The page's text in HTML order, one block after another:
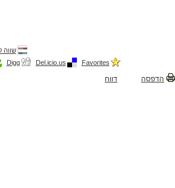
שווה
Favorites
Del.icio.us
Digg
הדפסה דווח